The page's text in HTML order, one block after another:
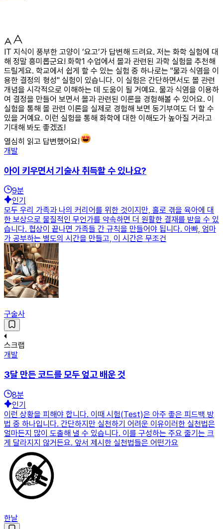
IT 지식이 풍부한 고양이 ‘요고’가 답변해 드려요. 저는 화학 실험에 대
해 정말 흥미롭군요! 화학1 수업에서 몰과 관련된 과학 실험을 추천해
드릴게요. 학교에서 쉽게 할 수 있는 실험 중 하나로는 "물과 식염을 이
용한 결정의 형성" 실험이 있습니다. 이 실험은 간단하면서도 몰 관련
개념을 시각적으로 이해하는 데 도움이 될 거예요. 물과 식염을 이용하
여 결정을 만들어 보면서 몰과 관련된 이론을 경험해볼 수 있어요. 이
실험을 통해 몰 관련 이론을 실제로 경험해 보면 동기부여도 더 할 수
있을 거예요. 이런 실험을 통해 화학에 대한 이해도가 높아질 거라고
기대해 봐도 좋겠죠!
열심히 읽고 답변했어요!
개발
아이 키우면서 기술사 취득할 수 있나요?
9분
인기
모두 우리 가족과 나의 커리어를 위한 것이지만, 홀로 겪을 육아에 대
한 보상으로 물질적인 무언가를 약속하면 더 원활한 결재를 받을 수 있
습니다. 협상이 끝나면 가족들 간 규칙을 만들어야 됩니다. 아빠, 엄마
가 공부하는 별도의 시간을 만들고, 이 시간은 무조건
구술사
스크랩
개발
3달 만든 코드를 모두 엎고 배운 것
8분
인기
이런 상황을 피해야 합니다. 이때 시험(Test)은 아주 좋은 피드백 방
법 중 하나입니다. 간단하지만 실천하기 어려운 이유이러한 실천법은
얼마든지 많이 도출해 낼 수 있습니다. 이를 구성하는 주요 줄기는 크
게 달라지지 않거든요. 앞서 제시한 실천법들은 어떤가요
한날